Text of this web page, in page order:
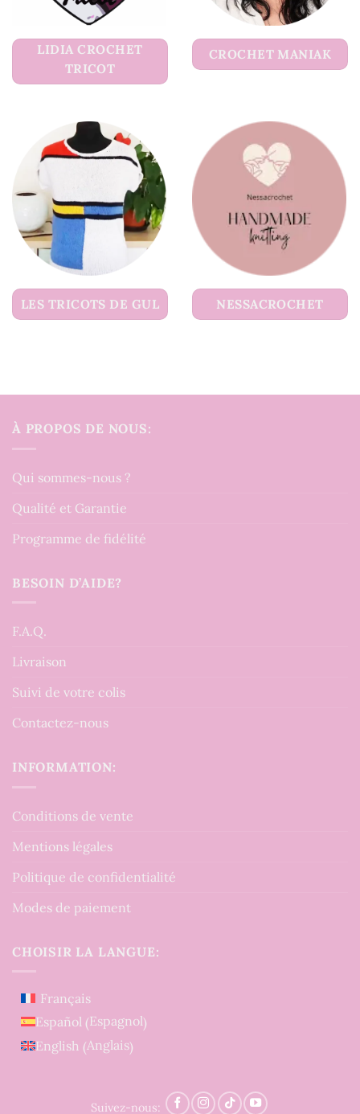
LIDIA CROCHET
TRICOT
CROCHET MANIAK
LES TRICOTS DE GUL NESSACROCHET
À PROPOS DE NOUS:
Qui sommes-nous ?
Qualité et Garantie
Programme de fidélité
BESOIN D’AIDE?
F.A.Q.
Livraison
Suivi de votre colis
Contactez-nous
INFORMATION:
Conditions de vente
Mentions légales
Politique de confidentialité
Modes de paiement
CHOISIR LA LANGUE:
Français
Español (Espagnol)
English (Anglais)
Suivez-nous: